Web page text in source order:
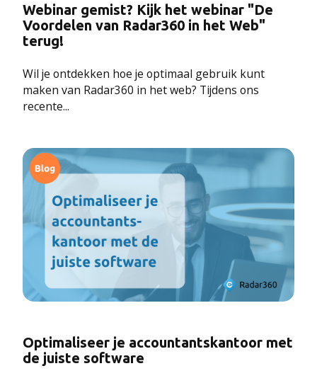
Webinar gemist? Kijk het webinar "De
Voordelen van Radar360 in het Web"
terug!
Wil je ontdekken hoe je optimaal gebruik kunt
maken van Radar360 in het web? Tijdens ons
recente...
Optimaliseer je accountantskantoor met
de juiste software